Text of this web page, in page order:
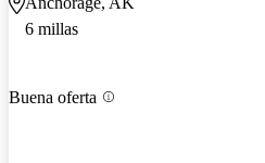
6 millas
Buena oferta